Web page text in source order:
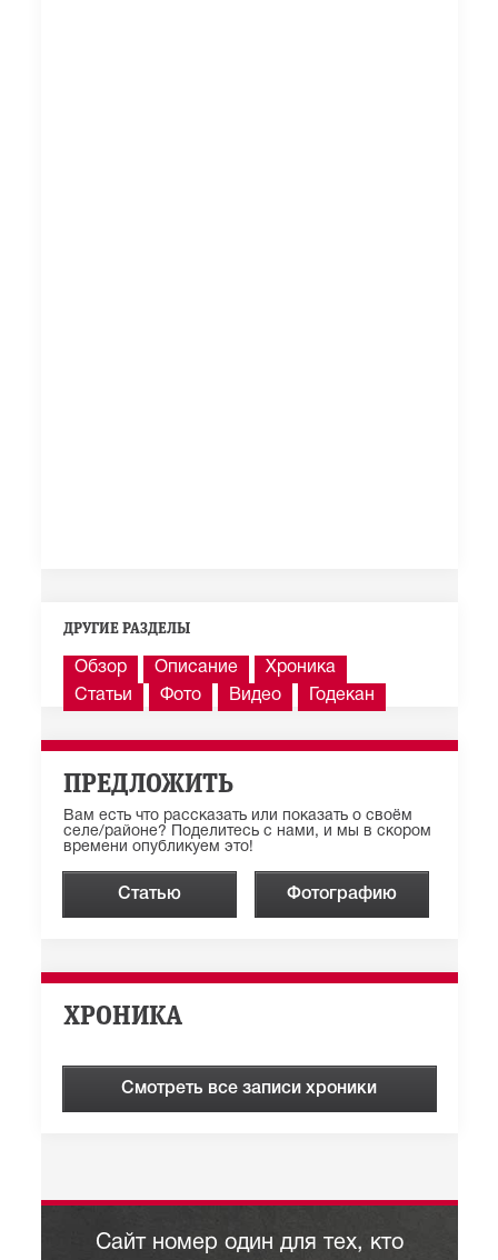
ДРУГИЕ РАЗДЕЛЫ
Обзор Описание
Хроника
Статьи
Фото Видео Годекан
ПРЕДЛОЖИТЬ
Вам есть что рассказать или показать о своём
селе/районе? Поделитесь с нами, и мы в скором
времени опубликуем это!
Статью Фотографию
ХРОНИКА
Смотреть все записи хроники
Сайт номер один для тех, кто